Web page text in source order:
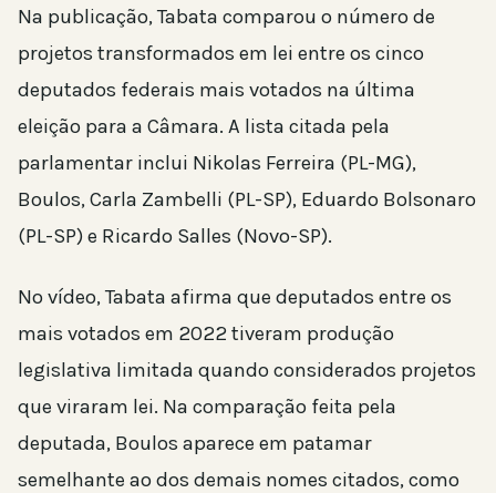
Na publicação, Tabata comparou o número de
projetos transformados em lei entre os cinco
deputados federais mais votados na última
eleição para a Câmara. A lista citada pela
parlamentar inclui Nikolas Ferreira (PL-MG),
Boulos, Carla Zambelli (PL-SP), Eduardo Bolsonaro
(PL-SP) e Ricardo Salles (Novo-SP).
No vídeo, Tabata afirma que deputados entre os
mais votados em 2022 tiveram produção
legislativa limitada quando considerados projetos
que viraram lei. Na comparação feita pela
deputada, Boulos aparece em patamar
semelhante ao dos demais nomes citados, como